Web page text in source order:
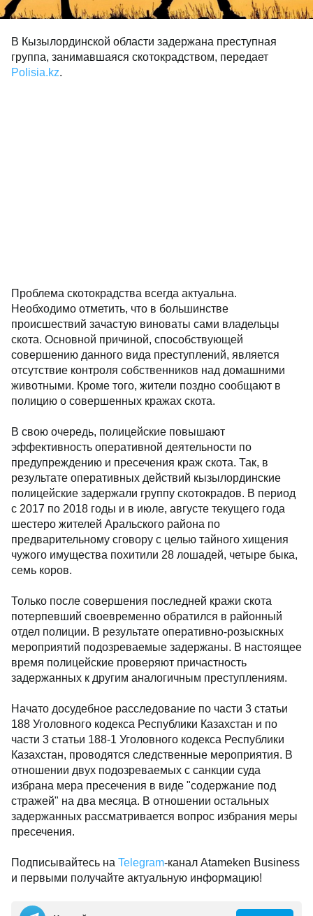
В Кызылординской области задержана преступная
группа, занимавшаяся скотокрадством, передает
Polisia.kz.
Проблема скотокрадства всегда актуальна.
Необходимо отметить, что в большинстве
происшествий зачастую виноваты сами владельцы
скота. Основной причиной, способствующей
совершению данного вида преступлений, является
отсутствие контроля собственников над домашними
животными. Кроме того, жители поздно сообщают в
полицию о совершенных кражах скота.
В свою очередь, полицейские повышают
эффективность оперативной деятельности по
предупреждению и пресечения краж скота. Так, в
результате оперативных действий кызылординские
полицейские задержали группу скотокрадов. В период
с 2017 по 2018 годы и в июле, августе текущего года
шестеро жителей Аральского района по
предварительному сговору с целью тайного хищения
чужого имущества похитили 28 лошадей, четыре быка,
семь коров.
Только после совершения последней кражи скота
потерпевший своевременно обратился в районный
отдел полиции. В результате оперативно-розыскных
мероприятий подозреваемые задержаны. В настоящее
время полицейские проверяют причастность
задержанных к другим аналогичным преступлениям.
Начато досудебное расследование по части 3 статьи
188 Уголовного кодекса Республики Казахстан и по
части 3 статьи 188-1 Уголовного кодекса Республики
Казахстан, проводятся следственные мероприятия. В
отношении двух подозреваемых с санкции суда
избрана мера пресечения в виде "содержание под
стражей" на два месяца. В отношении остальных
задержанных рассматривается вопрос избрания меры
пресечения.
Подписывайтесь на Telegram-канал Atameken Business
и первыми получайте актуальную информацию!